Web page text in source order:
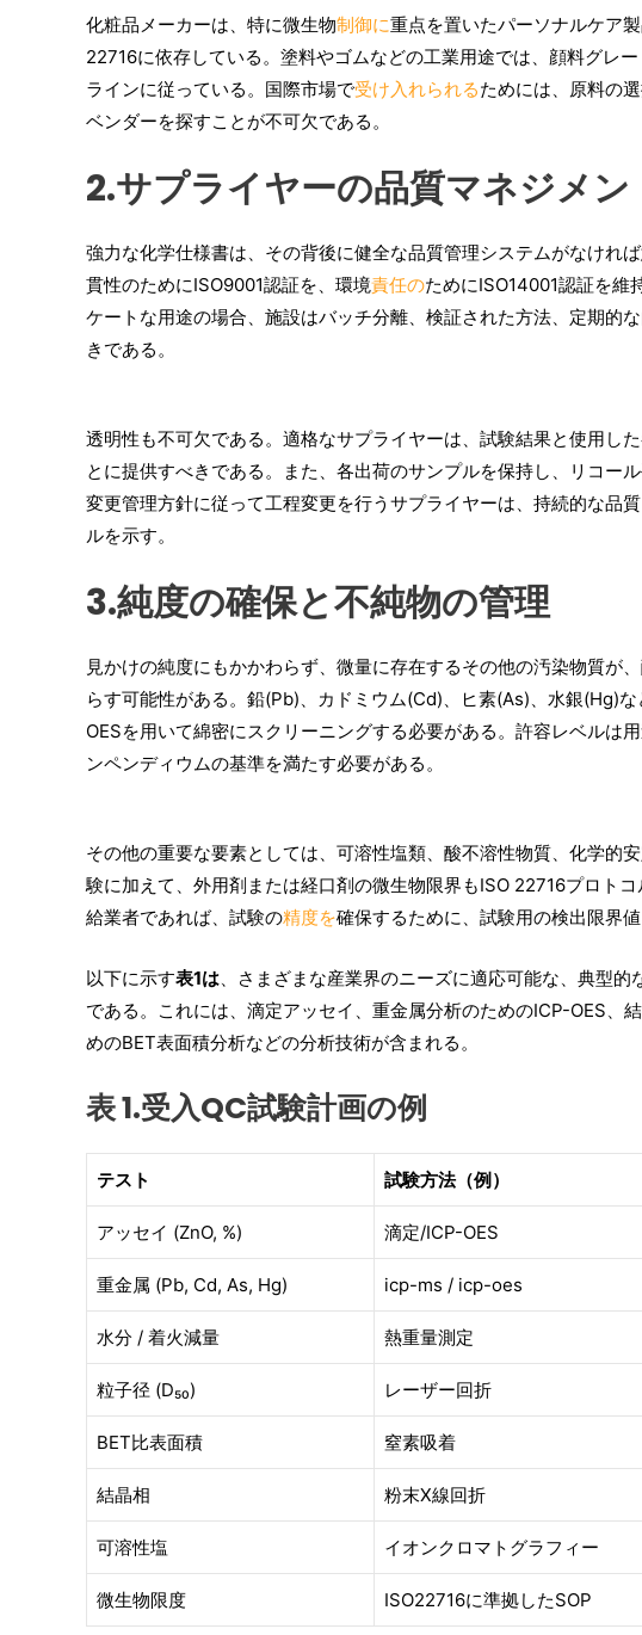
化粧品メーカーは、特に微生物制御に重点を置いたパーソナルケア
22716に依存している。塗料やゴムなどの工業用途では、顔料グレ
ラインに従っている。国際市場で受け入れられるためには、原料の
ベンダーを探すことが不可欠である。
2.サプライヤーの品質マネジメ
強力な化学仕様書は、その背後に健全な品質管理システムがなけれ
貫性のためにISO9001認証を、環境責任のためにISO14001認証を維
ケートな用途の場合、施設はバッチ分離、検証された方法、定期的
きである。
透明性も不可欠である。適格なサプライヤーは、試験結果と使用し
とに提供すべきである。また、各出荷のサンプルを保持し、リコー
変更管理方針に従って工程変更を行うサプライヤーは、持続的な品
ルを示す。
3.純度の確保と不純物の管理
見かけの純度にもかかわらず、微量に存在するその他の汚染物質が
らす可能性がある。鉛(Pb)、カドミウム(Cd)、ヒ素(As)、水銀(Hg)
OESを用いて綿密にスクリーニングする必要がある。許容レベルは
ンペンディウムの基準を満たす必要がある。
その他の重要な要素としては、可溶性塩類、酸不溶性物質、化学的
験に加えて、外用剤または経口剤の微生物限界もISO 22716プロト
給業者であれば、試験の精度を確保するために、試験用の検出限界
以下に示す表1は、さまざまな産業界のニーズに適応可能な、典型
である。これには、滴定アッセイ、重金属分析のためのICP-OES、
めのBET表面積分析などの分析技術が含まれる。
表 1.受入QC試験計画の例
テスト 試験方法（例）
アッセイ (ZnO, %) 滴定/ICP-OES
重金属 (Pb, Cd, As, Hg) icp-ms / icp-oes
水分 / 着火減量 熱重量測定
粒子径 (D₅₀) レーザー回折
BET比表面積 窒素吸着
結晶相 粉末X線回折
可溶性塩 イオンクロマトグラフィー
微生物限度 ISO22716に準拠したSOP